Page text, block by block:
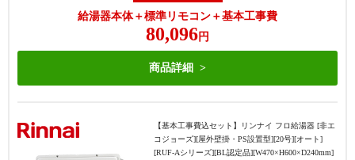
給湯器本体＋標準リモコン＋基本工事費
80,096 円
商品詳細
【基本工事費込セット】
リンナイ フロ給湯器 [非エ
コジョーズ][屋外壁掛・PS設置型][20号][オート]
[RUF-Aシリーズ][BL認定品][W470×H600×D240mm]